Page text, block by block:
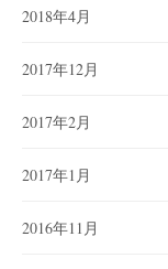
2018年4月
2017年12月
2017年2月
2017年1月
2016年11月